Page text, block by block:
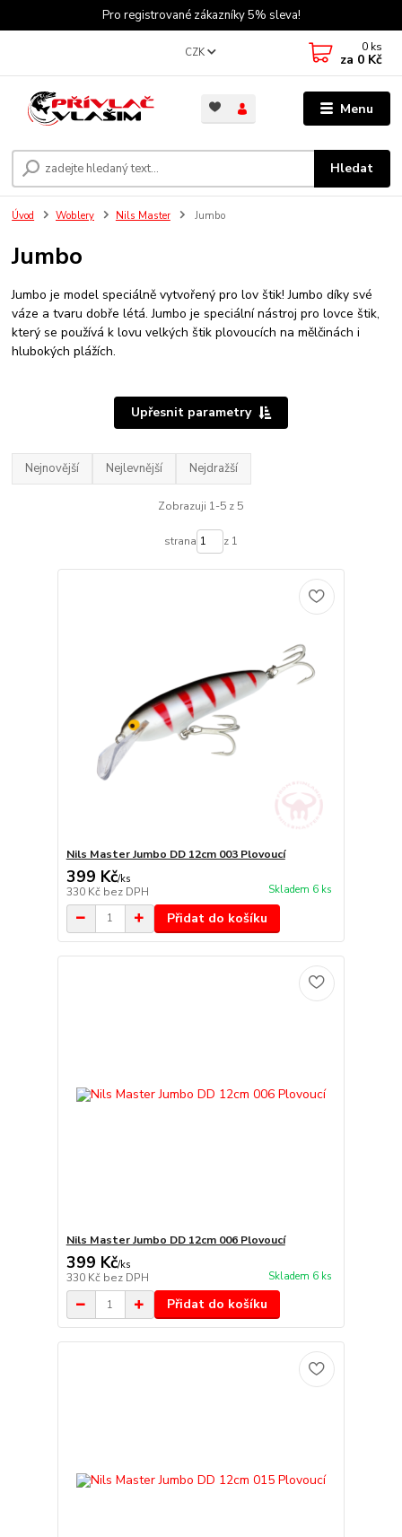
Pro registrované zákazníky 5% sleva!
Menu
CZK
Hledat
0 ks
za 0 Kč
Úvod Woblery Nils Master Jumbo
Jumbo
Jumbo je model speciálně vytvořený pro lov štik! Jumbo díky své
váze a tvaru dobře létá. Jumbo je speciální nástroj pro lovce štik,
který se používá k lovu velkých štik plovoucích na mělčinách i
hlubokých plážích.
Upřesnit parametry
Nejnovější Nejlevnější Nejdražší
Zobrazuji 1-5 z 5
strana z 1
Nils Master Jumbo DD 12cm 003 Plovoucí
399 Kč/ks
330 Kč bez DPH Skladem 6 ks
Přidat do košíku
Nils Master Jumbo DD 12cm 006 Plovoucí
399 Kč/ks
330 Kč bez DPH Skladem 6 ks
Přidat do košíku